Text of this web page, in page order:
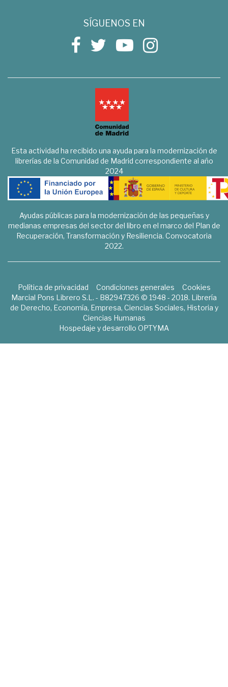
SÍGUENOS EN
Esta actividad ha recibido una ayuda para la modernización de
librerías de la Comunidad de Madrid correspondiente al año
2024
Ayudas públicas para la modernización de las pequeñas y
medianas empresas del sector del libro en el marco del Plan de
Recuperación, Transformación y Resiliencia. Convocatoria
2022.
Política de privacidad Condiciones generales
Cookies
Marcial Pons Librero S.L. - B82947326 © 1948 - 2018. Librería
de Derecho, Economía, Empresa, Ciencias Sociales, Historia y
Ciencias Humanas
Hospedaje y desarrollo OPTYMA